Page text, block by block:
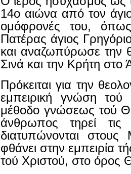
14ο αιώνα από τον
ομόφρονές του,
Πατέρας άγιος
και αναζωπύρωσε την
Σινά και την Κρήτη στο
Πρόκειται για την
εμπειρική γνώση
μέθοδο γνώσεως τού
άνθρωπος τηρεί
διατυπώνονται
φθάνει στην εμπειρία
τού Χριστού, στο όρος